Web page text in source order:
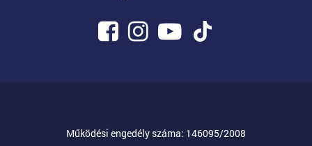
Működési engedély száma: 146095/2008